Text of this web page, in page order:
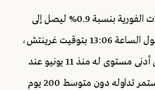
وانخفض الذهب في المعاملات الفورية بنسبة 0.9% ليصل إلى
4169.44 دولار للأوقية بحلول الساعة 13:06 بتوقيت غرينتش،
بعدما سجل في وقت سابق أدنى مستوى له منذ 11 يونيو عند
4119.78 دولار للأوقية، ليستمر تداوله دون متوسط 200 يوم